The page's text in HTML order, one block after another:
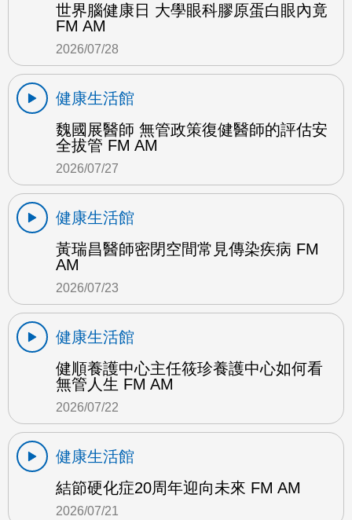
世界腦健康日 大學眼科膠原蛋白眼內竟
FM AM
2026/07/28
健康生活館
魏國展醫師 無管政策復健醫師的評估安
全拔管 FM AM
2026/07/27
健康生活館
黃瑞昌醫師密閉空間常見傳染疾病 FM
AM
2026/07/23
健康生活館
健順養護中心主任筱珍養護中心如何看
無管人生 FM AM
2026/07/22
健康生活館
結節硬化症20周年迎向未來 FM AM
2026/07/21